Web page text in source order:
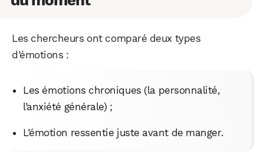
Les chercheurs ont comparé deux types
d’émotions :
Les émotions chroniques (la personnalité,
l’anxiété générale) ;
L’émotion ressentie juste avant de manger.